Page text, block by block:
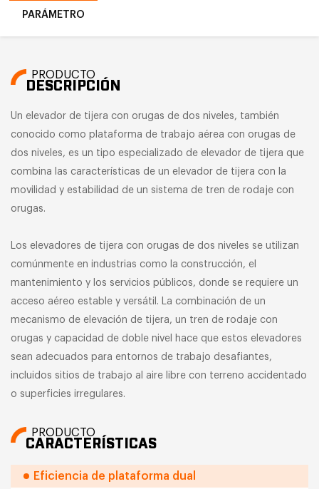
PARÁMETRO
PRODUCTO
DESCRIPCIÓN
Un elevador de tijera con orugas de dos niveles, también
conocido como plataforma de trabajo aérea con orugas de
dos niveles, es un tipo especializado de elevador de tijera que
combina las características de un elevador de tijera con la
movilidad y estabilidad de un sistema de tren de rodaje con
orugas.
Los elevadores de tijera con orugas de dos niveles se utilizan
comúnmente en industrias como la construcción, el
mantenimiento y los servicios públicos, donde se requiere un
acceso aéreo estable y versátil. La combinación de un
mecanismo de elevación de tijera, un tren de rodaje con
orugas y capacidad de doble nivel hace que estos elevadores
sean adecuados para entornos de trabajo desafiantes,
incluidos sitios de trabajo al aire libre con terreno accidentado
o superficies irregulares.
PRODUCTO
CARACTERÍSTICAS
Eficiencia de plataforma dual